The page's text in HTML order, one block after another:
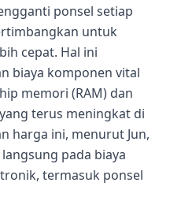
ponsel setiap
untuk
cepat. Hal ini
biaya komponen vital
memori (RAM) dan
terus meningkat di
harga ini, menurut Jun,
pada biaya
termasuk ponsel